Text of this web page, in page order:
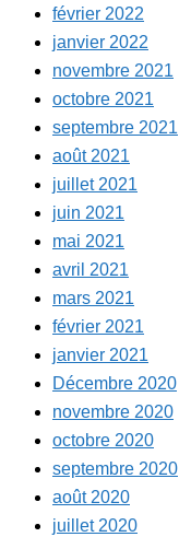
février 2022
janvier 2022
novembre 2021
octobre 2021
septembre 2021
août 2021
juillet 2021
juin 2021
mai 2021
avril 2021
mars 2021
février 2021
janvier 2021
Décembre 2020
novembre 2020
octobre 2020
septembre 2020
août 2020
juillet 2020